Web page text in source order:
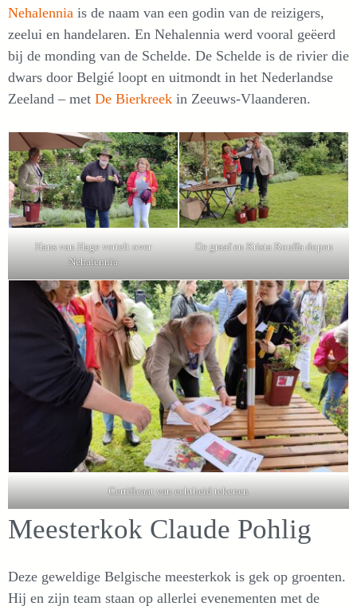
Nehalennia is de naam van een godin van de reizigers,
zeelui en handelaren. En Nehalennia werd vooral geëerd
bij de monding van de Schelde. De Schelde is de rivier die
dwars door Belgié loopt en uitmondt in het Nederlandse
Zeeland – met De Bierkreek in Zeeuws-Vlaanderen.
Hans van Hage vertelt over
Nehalennia
De graaf en Krista Rouffa dopen
Certificaat van echtheid tekenen
Meesterkok Claude Pohlig
Deze geweldige Belgische meesterkok is gek op groenten.
Hij en zijn team staan op allerlei evenementen met de